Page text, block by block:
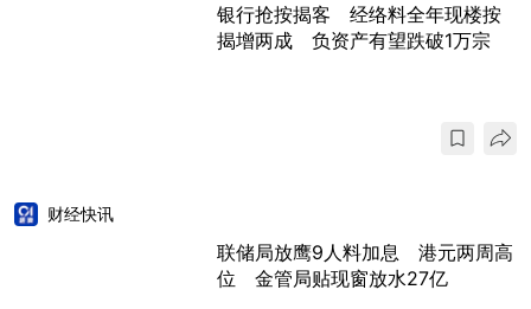
银行抢按揭客 经络料全年现楼按
揭增两成 负资产有望跌破1万宗
财经快讯
联储局放鹰9人料加息 港元两周高
位 金管局贴现窗放水27亿